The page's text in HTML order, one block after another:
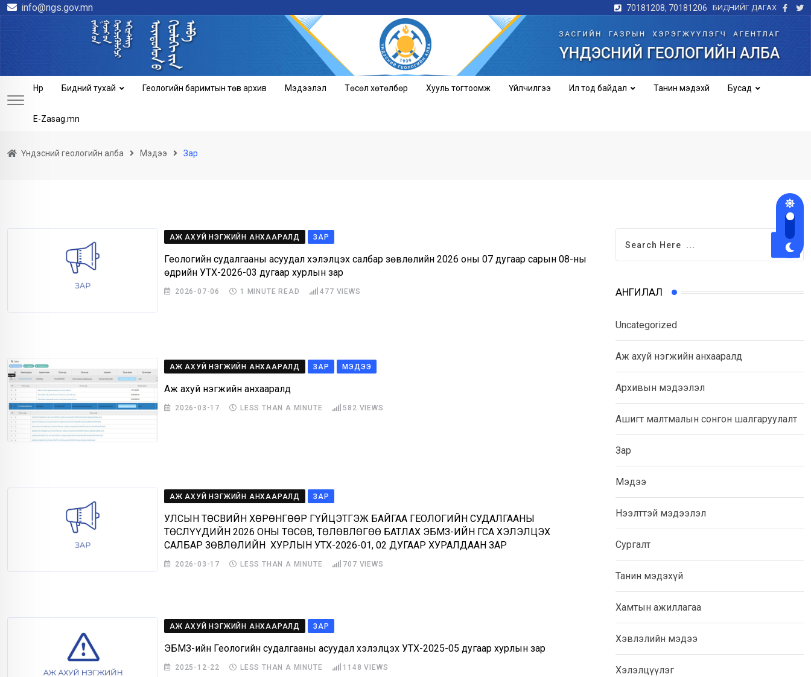
Skip info@ngs.gov.mn 70181208, 70181206 БИДНИЙГ ДАГАХ
Нүүр Бидний тухай Геологийн баримтын төв архив Мэдээлэл Төсөл хөтөлбөр Хууль тогтоомж Үйлчилгээ Ил тод байдал Танин мэдэхүй Бусад
E-Zasag.mn
Үндэсний геологийн алба Мэдээ Зар
АЖ АХУЙ НЭГЖИЙН АНХААРАЛД ЗАР
Геологийн судалгааны асуудал хэлэлцэх салбар зөвлөлийн 2026 оны 07 дугаар сарын 08-ны
өдрийн УТХ-2026-03 дугаар хурлын зар
2026-07-06 1 MINUTE READ 477 VIEWS
АЖ АХУЙ НЭГЖИЙН АНХААРАЛД ЗАР МЭДЭЭ
Аж ахуй нэгжийн анхааралд
2026-03-17 LESS THAN A MINUTE 582 VIEWS
АЖ АХУЙ НЭГЖИЙН АНХААРАЛД ЗАР
УЛСЫН ТӨСВИЙН ХӨРӨНГӨӨР ГҮЙЦЭТГЭЖ БАЙГАА ГЕОЛОГИЙН СУДАЛГААНЫ
ТӨСЛҮҮДИЙН 2026 ОНЫ ТӨСӨВ, ТӨЛӨВЛӨГӨӨ БАТЛАХ ЭБМЗ-ИЙН ГСА ХЭЛЭЛЦЭХ
САЛБАР ЗӨВЛӨЛИЙН ХУРЛЫН УТХ-2026-01, 02 ДУГААР ХУРАЛДААН ЗАР
2026-03-17 LESS THAN A MINUTE 707 VIEWS
АЖ АХУЙ НЭГЖИЙН АНХААРАЛД ЗАР
ЭБМЗ-ийн Геологийн судалгааны асуудал хэлэлцэх УТХ-2025-05 дугаар хурлын зар
2025-12-22 LESS THAN A MINUTE 1148 VIEWS
АНГИЛАЛ
Uncategorized
Аж ахуй нэгжийн анхааралд
Архивын мэдээлэл
Ашигт малтмалын сонгон шалгаруулалт
Зар
Мэдээ
Нээлттэй мэдээлэл
Сургалт
Танин мэдэхүй
Хамтын ажиллагаа
Хэвлэлийн мэдээ
Хэлэлцүүлэг